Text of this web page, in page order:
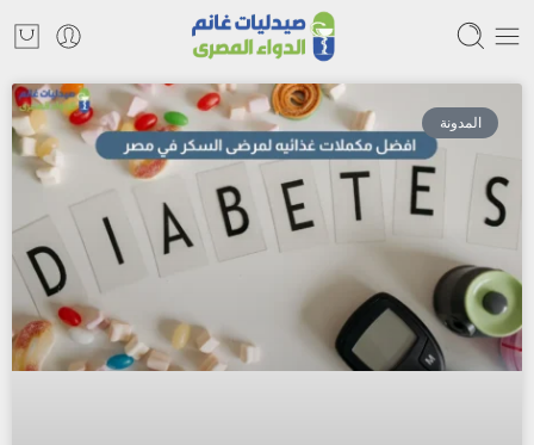
المدونة